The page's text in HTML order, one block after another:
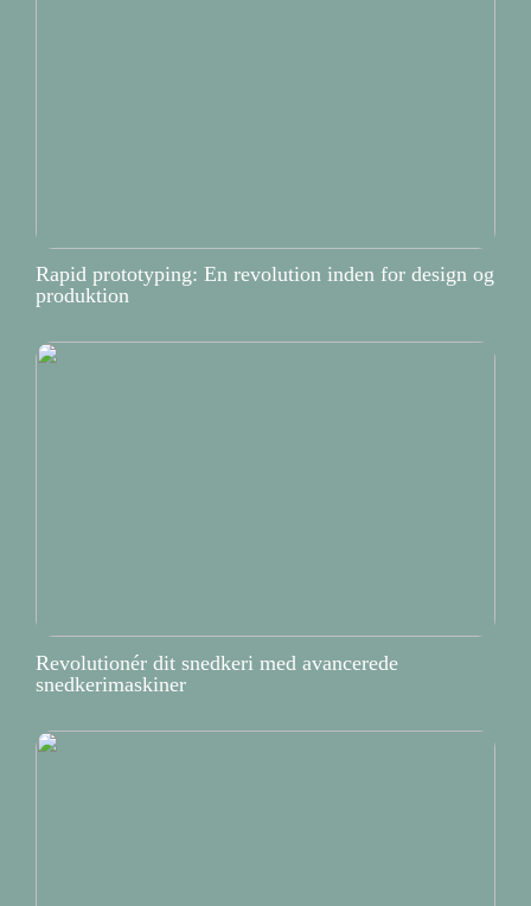
Rapid prototyping: En revolution inden for design og
produktion
Revolutionér dit snedkeri med avancerede
snedkerimaskiner